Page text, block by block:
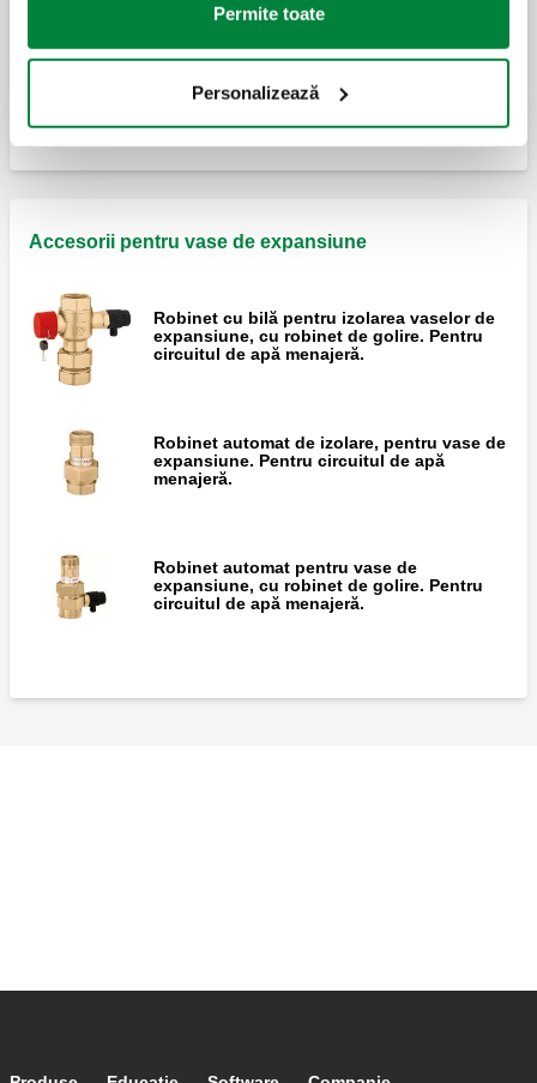
Permite toate
Personalizează
Vas de expansiune închis, pentru instalații
de apă menajeră, certificat CE.
Accesorii pentru vase de expansiune
Robinet cu bilă pentru izolarea vaselor de
expansiune, cu robinet de golire. Pentru
circuitul de apă menajeră.
Robinet automat de izolare, pentru vase de
expansiune. Pentru circuitul de apă
menajeră.
Robinet automat pentru vase de
expansiune, cu robinet de golire. Pentru
circuitul de apă menajeră.